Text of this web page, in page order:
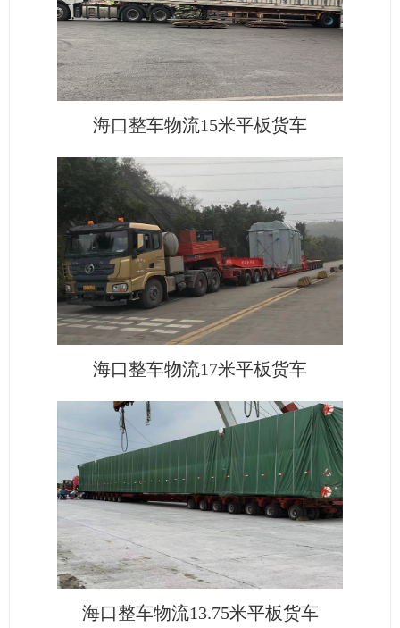
海口整车物流15米平板货车
海口整车物流17米平板货车
海口整车物流13.75米平板货车